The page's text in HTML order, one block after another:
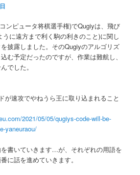
ンピュータ将棋選手権)でQugiyは、飛び
に遠方まで利く駒の利きのこと)に関し
披露しました。そのQugiyのアルゴリズ
む予定だったのですが、作業は難航し、
でした。
が速攻でやねうら王に取り込まれること
2021/05/05/qugiys-code-will-be-
yaneuraou/
書いていきます…が、それぞれの用語を
に話を進めていきます。